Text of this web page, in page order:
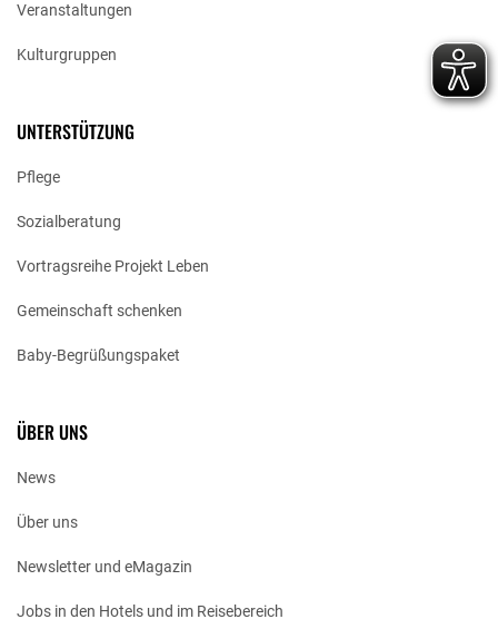
Veranstaltungen
Kulturgruppen
UNTERSTÜTZUNG
Pflege
Sozialberatung
Vortragsreihe Projekt Leben
Gemeinschaft schenken
Baby-Begrüßungspaket
ÜBER UNS
News
Über uns
Newsletter und eMagazin
Jobs in den Hotels und im Reisebereich